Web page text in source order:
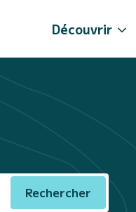
Découvrir
Rechercher